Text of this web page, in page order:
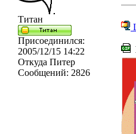
Титан
Присоединился:
2005/12/15 14:22
Откуда Питер
Сообщений: 2826